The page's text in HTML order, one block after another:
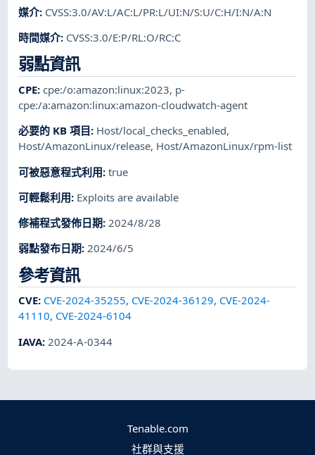
媒介: CVSS:3.0/AV:L/AC:L/PR:L/UI:N/S:U/C:H/I:N/A:N
時間媒介: CVSS:3.0/E:P/RL:O/RC:C
弱點資訊
CPE:cpe:/o:amazon:linux:2023, p-
cpe:/a:amazon:linux:amazon-cloudwatch-agent
必要的 KB 項目: Host/local_checks_enabled,
Host/AmazonLinux/release, Host/AmazonLinux/rpm-list
可被惡意程式利用:true
可輕鬆利用: Exploits are available
修補程式發佈日期:2024/8/28
弱點發布日期:2024/6/5
參考資訊
CVE: CVE-2024-35255, CVE-2024-36129, CVE-2024-
41110, CVE-2024-6104
IAVA: 2024-A-0344
Tenable.com
社群與支援